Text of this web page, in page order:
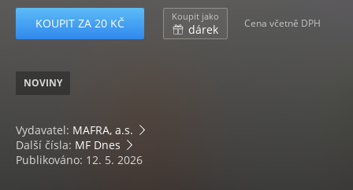
KOUPIT ZA 20 KČ Koupit jako
dárek Cena včetně DPH
NOVINY
Vydavatel: MAFRA, a.s.
Další čísla: MF Dnes
Publikováno: 12. 5. 2026